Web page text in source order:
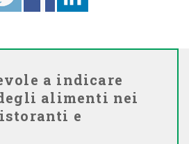
a indicare
alimenti nei
e